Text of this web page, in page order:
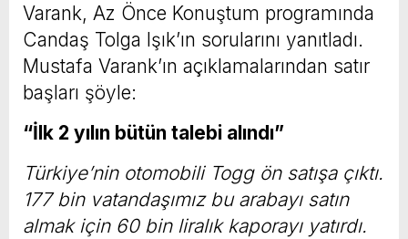
Varank, Az Önce Konuştum programında
Candaş Tolga Işık’ın sorularını yanıtladı.
Mustafa Varank’ın açıklamalarından satır
başları şöyle:
“İlk 2 yılın bütün talebi alındı”
Türkiye’nin otomobili Togg ön satışa çıktı.
177 bin vatandaşımız bu arabayı satın
almak için 60 bin liralık kaporayı yatırdı.